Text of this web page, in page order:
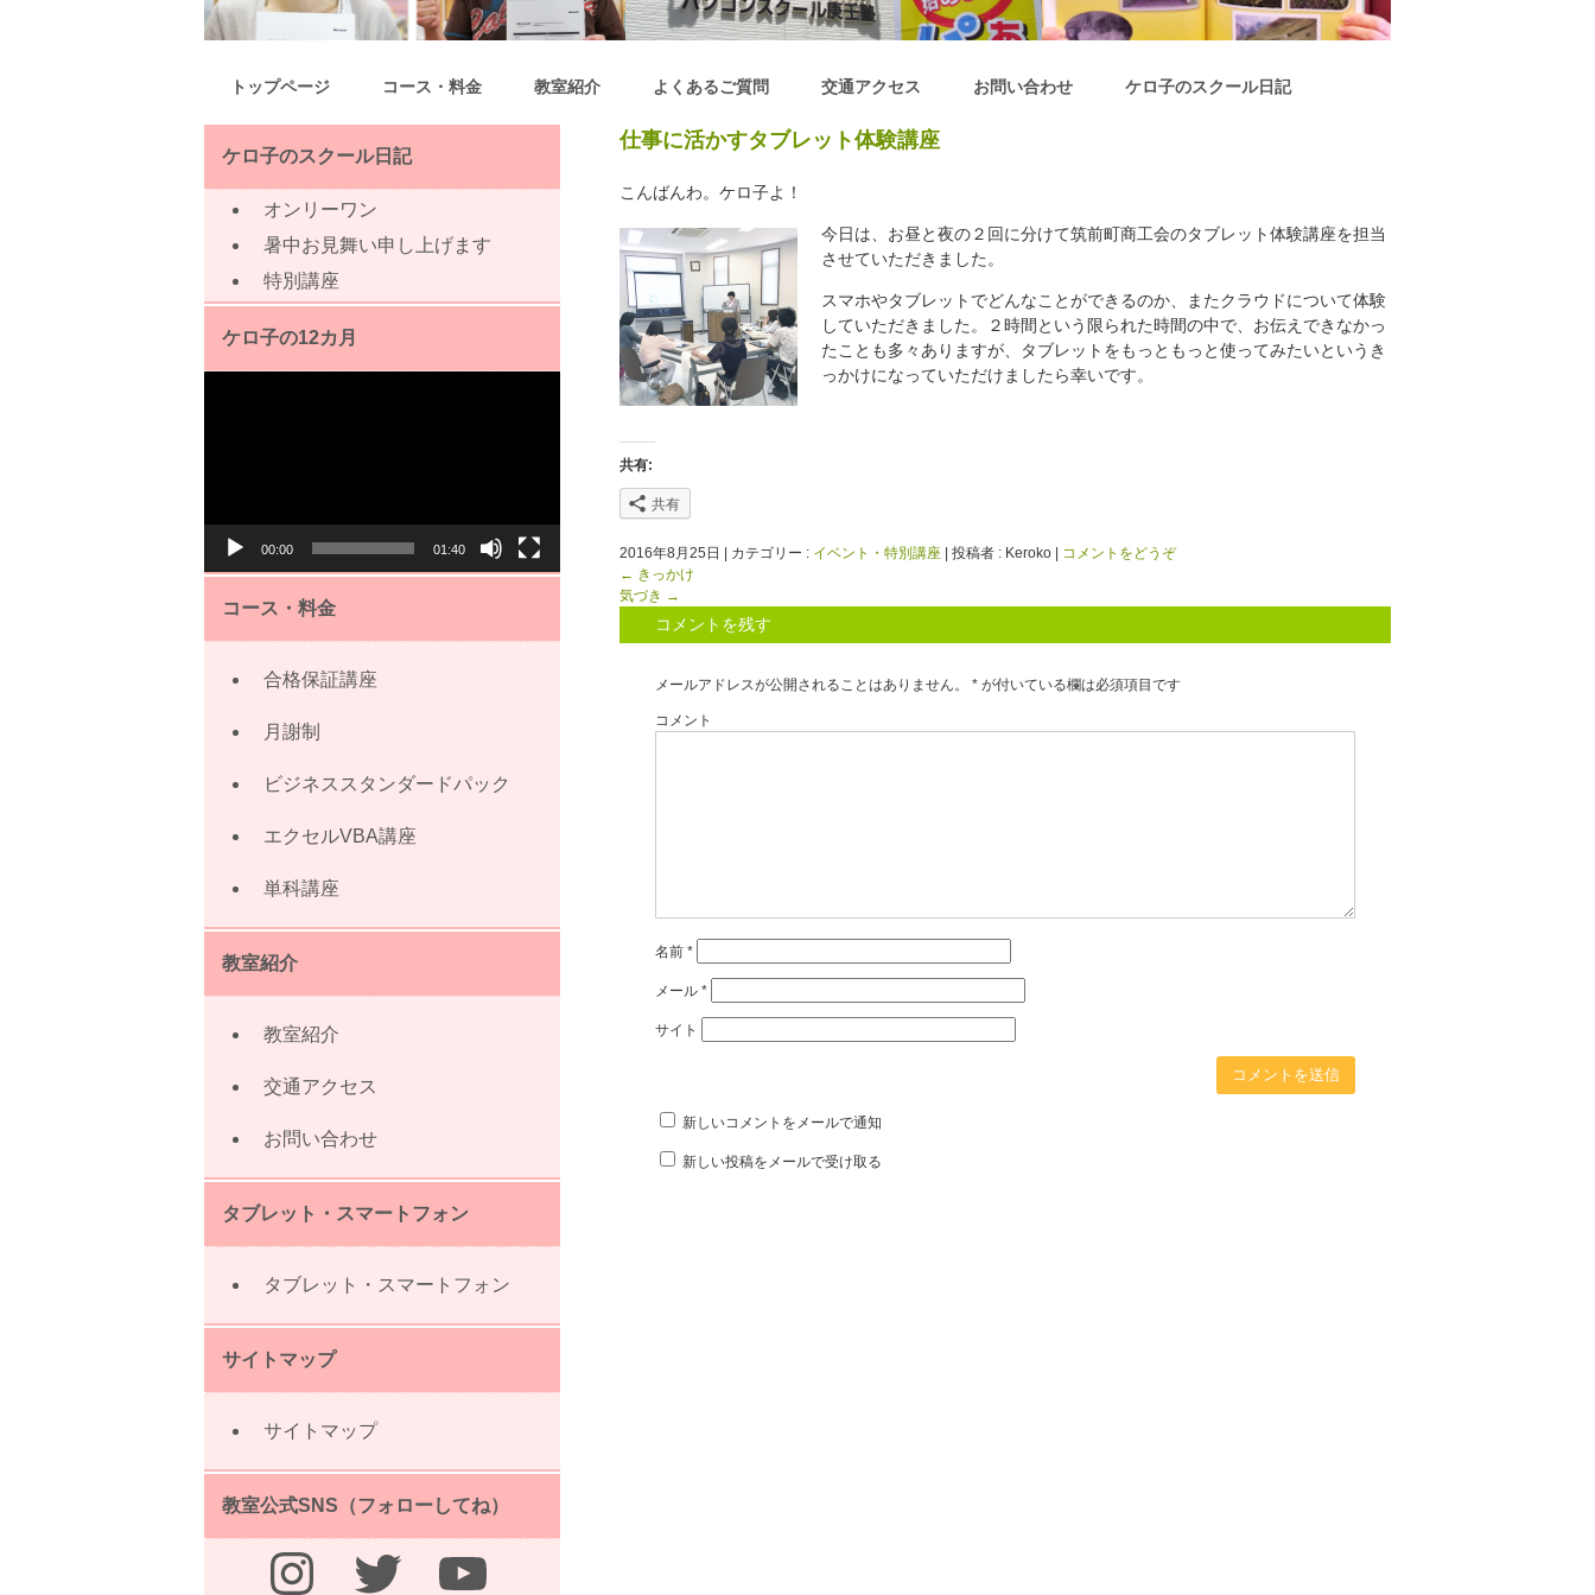
トップページ コース・料金 教室紹介 よくあるご質問 交通アクセス お問い合わせ ケロ子のスクール日記
仕事に活かすタブレット体験講座
こんばんわ。ケロ子よ！
今日は、お昼と夜の２回に分けて筑前町商工会のタブレット体験講座を担当
させていただきました。
スマホやタブレットでどんなことができるのか、またクラウドについて体験
していただきました。２時間という限られた時間の中で、お伝えできなかっ
たことも多々ありますが、タブレットをもっともっと使ってみたいというき
っかけになっていただけましたら幸いです。
共有:
共有
2016年8月25日 | カテゴリー : イベント・特別講座 | 投稿者 : Keroko | コメントをどうぞ
← きっかけ
気づき →
コメントを残す
メールアドレスが公開されることはありません。 * が付いている欄は必須項目です
コメント
名前 *
メール *
サイト
新しいコメントをメールで通知
新しい投稿をメールで受け取る
ケロ子のスクール日記
オンリーワン
暑中お見舞い申し上げます
特別講座
ケロ子の12カ月
ヤ
00:00 01:40
コース・料金
合格保証講座
月謝制
ビジネススタンダードパック
エクセルVBA講座
単科講座
教室紹介
教室紹介
交通アクセス
お問い合わせ
タブレット・スマートフォン
タブレット・スマートフォン
サイトマップ
サイトマップ
教室公式SNS（フォローしてね）
Instagram Twitter YouTube